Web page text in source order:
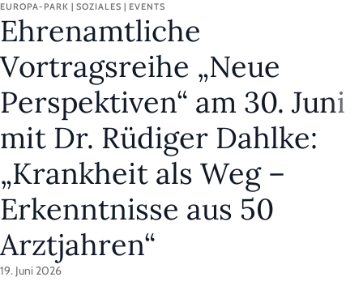
EUROPA-PARK | SOZIALES | EVENTS
Ehrenamtliche
Vortragsreihe „Neue
Perspektiven“ am 30. Juni
mit Dr. Rüdiger Dahlke:
„Krankheit als Weg –
Erkenntnisse aus 50
Arztjahren“
19. Juni 2026